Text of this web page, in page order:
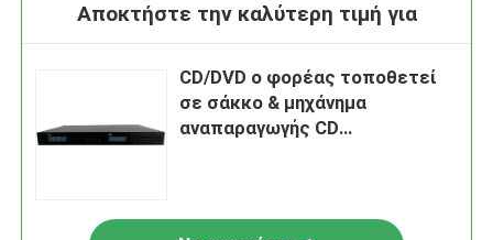
Αποκτήστε την καλύτερη τιμή για
CD/DVD ο φορέας τοποθετεί
σε σάκκο & μηχάνημα
αναπαραγωγής CD